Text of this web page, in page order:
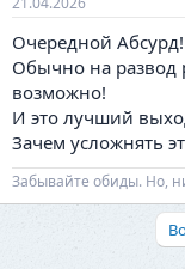
Очередной Абсурд!
Обычно на развод
возможно!
И это лучший
Зачем усложнять
Забывайте обиды. Но,